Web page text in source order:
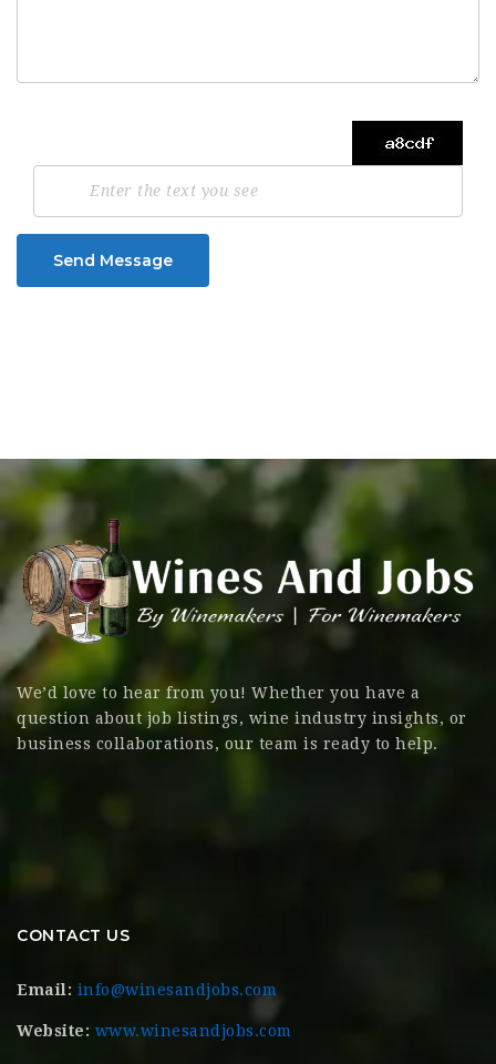
Send Message
We’d love to hear from you! Whether you have a
question about job listings, wine industry insights, or
business collaborations, our team is ready to help.
CONTACT US
Email: info@winesandjobs.com
Website: www.winesandjobs.com